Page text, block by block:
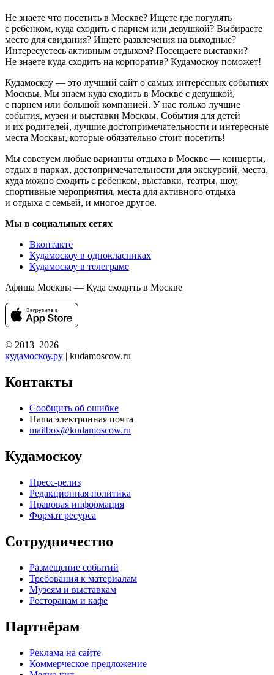
Не знаете что посетить в Москве? Ищете где погулять
с ребенком, куда сходить с парнем или девушкой? Выбираете
место для свидания? Ищете развлечения на выходные?
Интересуетесь активным отдыхом? Посещаете выставки?
Не знаете куда сходить на корпоратив? Кудамоскоу поможет!
Кудамоскоу — это лучший сайт о самых интересных событиях
Москвы. Мы знаем куда сходить в Москве с девушкой,
с парнем или большой компанией. У нас только лучшие
события, музеи и выставки Москвы. События для детей
и их родителей, лучшие достопримечательности и интересные
места Москвы, которые обязательно стоит посетить!
Мы советуем любые варианты отдыха в Москве — концерты,
отдых в парках, достопримечательности для экскурсий, места,
куда можно сходить с ребенком, выставки, театры, шоу,
спортивные мероприятия, места для активного отдыха
и отдыха с семьей, и многое другое.
Мы в социальных сетях
Вконтакте
Кудамоскоу в однокласниках
Кудамоскоу в телеграме
Афиша Москвы — Куда сходить в Москве
© 2013–2026
кудамоскоу.ру | kudamoscow.ru
Контакты
Сообщить об ошибке
Наша электронная почта
mailbox@kudamoscow.ru
Кудамоскоу
Пресс-релиз
Редакционная политика
Правовая информация
Формат ресурса
Сотрудничество
Размещение событий
Требования к материалам
Музеям и выставкам
Ресторанам и кафе
Партнёрам
Реклама на сайте
Коммерческое предложение